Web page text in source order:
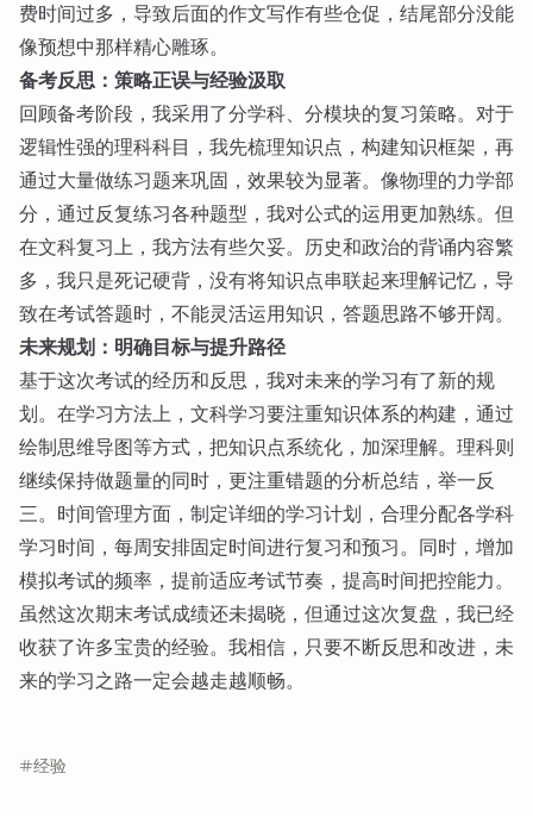
费时间过多，导致后面的作文写作有些仓促，结尾部分没能
像预想中那样精心雕琢。
备考反思：策略正误与经验汲取
回顾备考阶段，我采用了分学科、分模块的复习策略。对于
逻辑性强的理科科目，我先梳理知识点，构建知识框架，再
通过大量做练习题来巩固，效果较为显著。像物理的力学部
分，通过反复练习各种题型，我对公式的运用更加熟练。但
在文科复习上，我方法有些欠妥。历史和政治的背诵内容繁
多，我只是死记硬背，没有将知识点串联起来理解记忆，导
致在考试答题时，不能灵活运用知识，答题思路不够开阔。
未来规划：明确目标与提升路径
基于这次考试的经历和反思，我对未来的学习有了新的规
划。在学习方法上，文科学习要注重知识体系的构建，通过
绘制思维导图等方式，把知识点系统化，加深理解。理科则
继续保持做题量的同时，更注重错题的分析总结，举一反
三。时间管理方面，制定详细的学习计划，合理分配各学科
学习时间，每周安排固定时间进行复习和预习。同时，增加
模拟考试的频率，提前适应考试节奏，提高时间把控能力。
虽然这次期末考试成绩还未揭晓，但通过这次复盘，我已经
收获了许多宝贵的经验。我相信，只要不断反思和改进，未
来的学习之路一定会越走越顺畅。
经验